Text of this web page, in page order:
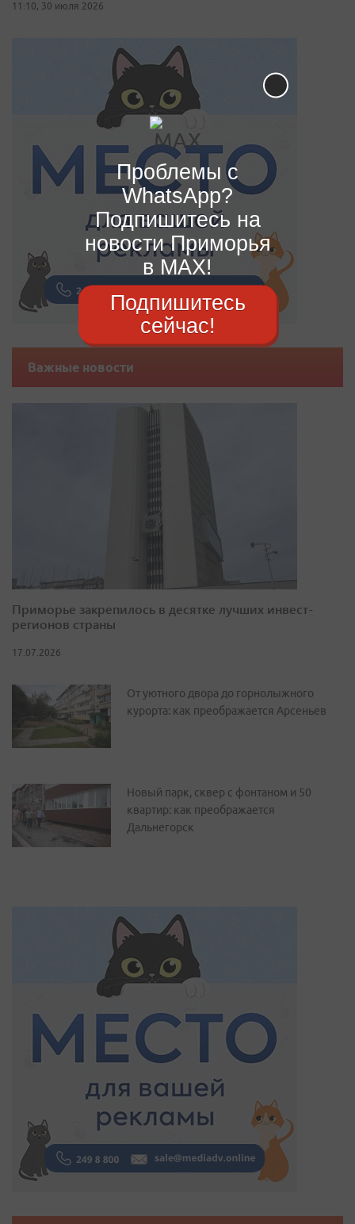
11:10, 30 июля 2026
Важные новости
Приморье закрепилось в десятке лучших инвест-
регионов страны
17.07.2026
От уютного двора до горнолыжного
курорта: как преображается Арсеньев
Новый парк, сквер с фонтаном и 50
квартир: как преображается
Дальнегорск
Проблемы с
WhatsApp?
Подпишитесь на
новости Приморья
в MAX!
Подпишитесь
сейчас!